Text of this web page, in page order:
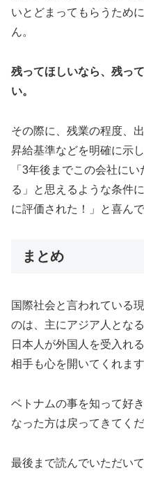
いとどまってもらうため
ん。
残ってほしいなら、残っ
い。
その際に、残業の程度、
昇給基準などを明確に示
「3年後までこの会社に
る」と思えるような条件
に評価された！」と喜ん
まとめ
国際社会と言われている
のは、主にアジア人とな
日本人が外国人を受入れ
相手も心を開いてくれます
ベトナムの事を知って好
なった方は戻ってきてくだ
最後まで読んでいただい